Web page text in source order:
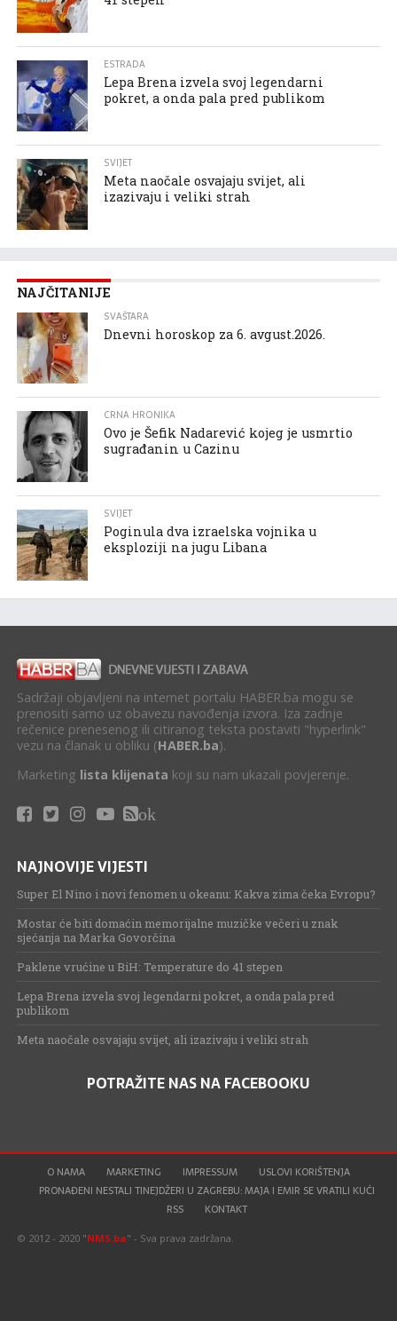
ESTRADA
Lepa Brena izvela svoj legendarni
pokret, a onda pala pred publikom
SVIJET
Meta naočale osvajaju svijet, ali
izazivaju i veliki strah
NAJČITANIJE
SVAŠTARA
Dnevni horoskop za 6. avgust.2026.
CRNA HRONIKA
Ovo je Šefik Nadarević kojeg je usmrtio
sugrađanin u Cazinu
SVIJET
Poginula dva izraelska vojnika u
eksploziji na jugu Libana
Sadržaji objavljeni na internet portalu HABER.ba mogu se
prenositi samo uz obavezu navođenja izvora. Iza zadnje
rečenice prenesenog ili citiranog teksta postaviti "hyperlink"
vezu na članak u obliku (HABER.ba).
Marketing lista klijenata koji su nam ukazali povjerenje.
ok
NAJNOVIJE VIJESTI
Super El Nino i novi fenomen u okeanu: Kakva zima čeka Evropu?
Mostar će biti domaćin memorijalne muzičke večeri u znak
sjećanja na Marka Govorčina
Paklene vrućine u BiH: Temperature do 41 stepen
Lepa Brena izvela svoj legendarni pokret, a onda pala pred
publikom
Meta naočale osvajaju svijet, ali izazivaju i veliki strah
POTRAŽITE NAS NA FACEBOOKU
O NAMA MARKETING IMPRESSUM
USLOVI KORIŠTENJA
PRONAĐENI NESTALI TINEJDŽERI U ZAGREBU: MAJA I EMIR SE VRATILI KUĆI
RSS
KONTAKT
© 2012 - 2020 "NMS.ba" - Sva prava zadržana.